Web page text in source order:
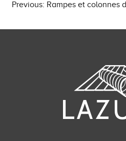
Post
navigation
Previous: Rampes et colonnes